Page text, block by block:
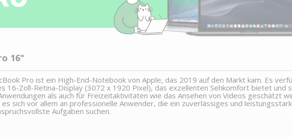
16"
Pro ist ein High-End-Notebook von Apple, das 2019 auf den Markt kam. Es
16-Zoll-Retina-Display (3072 x 1920 Pixel), das exzellenten Sehkomfort bietet und
als auch für Freizeitaktivitäten wie das Ansehen von Videos geschätzt
sich vor allem an professionelle Anwender, die ein zuverlässiges und
Aufgaben suchen.